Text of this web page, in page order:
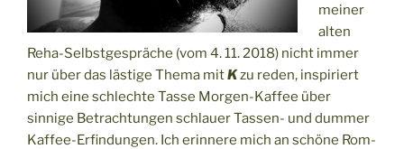
meiner
alten
Reha-Selbstgespräche (vom 4. 11. 2018) nicht immer
nur über das lästige Thema mitKzu reden, inspiriert
mich eine schlechte Tasse Morgen-Kaffee über
sinnige Betrachtungen schlauer Tassen- und dummer
Kaffee-Erfindungen. Ich erinnere mich an schöne Rom-